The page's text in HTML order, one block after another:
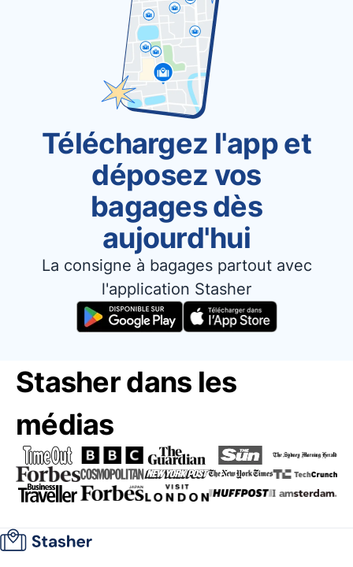
Téléchargez l'app et
déposez vos
bagages dès
aujourd'hui
La consigne à bagages partout avec
l'application Stasher
Stasher dans les
médias